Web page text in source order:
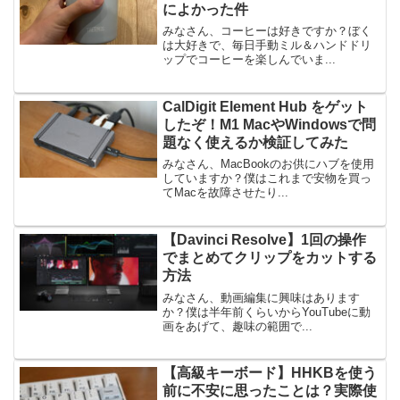
によかった件
みなさん、コーヒーは好きですか？ぼく
は大好きで、毎日手動ミル＆ハンドドリ
ップでコーヒーを楽しんでいま...
CalDigit Element Hub をゲット
したぞ！M1 MacやWindowsで問
題なく使えるか検証してみた
みなさん、MacBookのお供にハブを使用
していますか？僕はこれまで安物を買っ
てMacを故障させたり...
【Davinci Resolve】1回の操作
でまとめてクリップをカットする
方法
みなさん、動画編集に興味はあります
か？僕は半年前くらいからYouTubeに動
画をあげて、趣味の範囲で...
【高級キーボード】HHKBを使う
前に不安に思ったことは？実際使